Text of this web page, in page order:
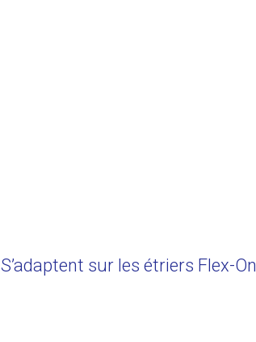
S’adaptent sur les étriers Flex-On